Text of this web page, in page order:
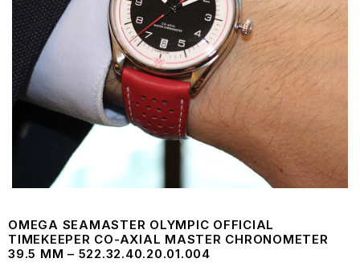
OMEGA SEAMASTER OLYMPIC OFFICIAL
TIMEKEEPER CO-AXIAL MASTER CHRONOMETER
39.5 MM – 522.32.40.20.01.004